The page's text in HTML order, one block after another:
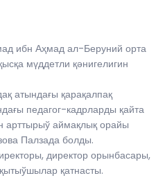
ибн Аҳмад ал-Беруний орта
мүддетли қәнигелигин
атындағы қарақалпақ
педагог-кадрларды қайта
арттырыў аймақлық орайы
Палзада болды.
директор орынбасары,
қатнасты.